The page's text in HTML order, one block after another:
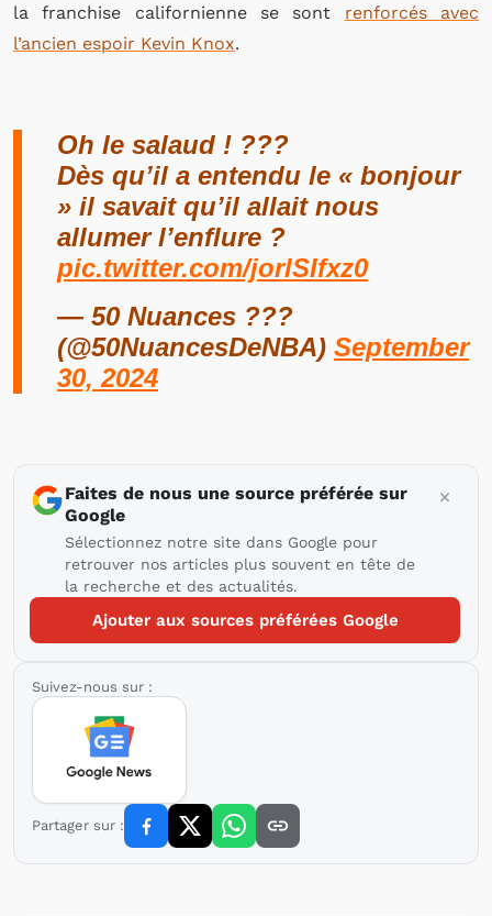
la franchise californienne se sont renforcés avec
l’ancien espoir Kevin Knox.
Oh le salaud ! ???
Dès qu’il a entendu le « bonjour
» il savait qu’il allait nous
allumer l’enflure ?
pic.twitter.com/jorlSIfxz0
— 50 Nuances ???
(@50NuancesDeNBA) September
30, 2024
Faites de nous une source préférée sur
Google
Sélectionnez notre site dans Google pour
retrouver nos articles plus souvent en tête de
la recherche et des actualités.
Ajouter aux sources préférées Google
Suivez-nous sur :
Partager sur :